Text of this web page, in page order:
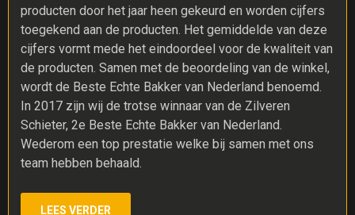
producten door het jaar heen gekeurd en worden cijfers
toegekend aan de producten. Het gemiddelde van deze
cijfers vormt mede het eindoordeel voor de kwaliteit van
de producten. Samen met de beoordeling van de winkel,
wordt de Beste Echte Bakker van Nederland benoemd.
In 2017 zijn wij de trotse winnaar van de Zilveren
Schieter, 2e Beste Echte Bakker van Nederland.
Wederom een top prestatie welke bij samen met ons
team hebben behaald.
LEES VERDER